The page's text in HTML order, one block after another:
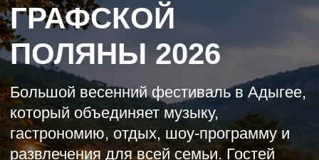
2 мая— более лёгкий праздничный день
с ведущим, DJ, выступлениями местных
коллективов, гастрономией, отдыхом и
большим розыгрышем подарков от
спонсоров
барабанные номера, кавер-группа, шоу
«Бэлла чао», лазерное шоу и дискотека.
Почувствуй душевную
гостеприимством